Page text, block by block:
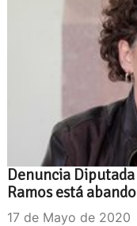
Denuncia
Ramos está
17 de Mayo de 2020